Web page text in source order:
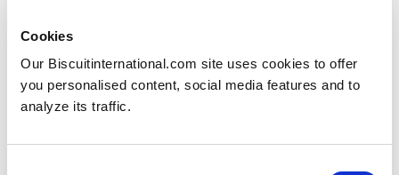
Cookies
Our Biscuitinternational.com site uses cookies to offer
you personalised content, social media features and to
analyze its traffic.
Bij Biscuit International produceren we lange vingers in
producten zijn te vinden in alle retailers in Europa.